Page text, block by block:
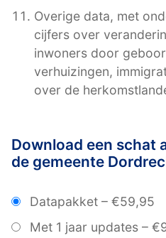
Overige data, met
cijfers over
inwoners door
verhuizingen,
over de
Download een schat
de gemeente
Datapakket – €59,95
Met 1 jaar updates –